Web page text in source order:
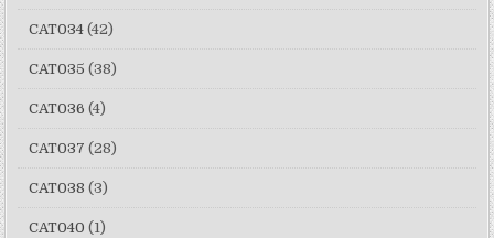
CAT034 (42)
CAT035 (38)
CAT036 (4)
CAT037 (28)
CAT038 (3)
CAT040 (1)